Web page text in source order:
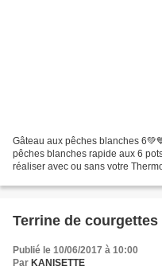
Gâteau aux pêches blanches
pêches blanches rapide aux 6
réaliser avec ou sans votre
Terrine de
Publié le 10/06/2017 à 10:00
Par KANISETTE